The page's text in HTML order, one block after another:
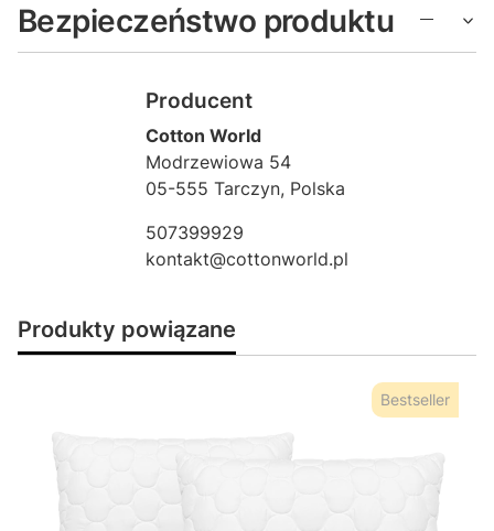
Bezpieczeństwo produktu
Producent
Cotton World
Modrzewiowa 54
05-555 Tarczyn, Polska
507399929
kontakt@cottonworld.pl
Produkty powiązane
Bestseller